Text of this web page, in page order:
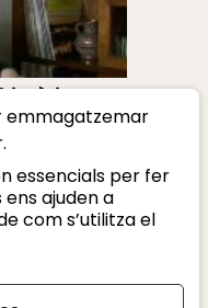
històrica
emmagatzemar
essencials per fer
ajuden a
com s’utilitza el